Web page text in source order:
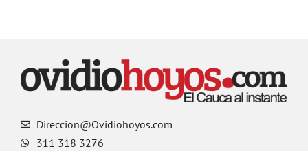
Direccion@Ovidiohoyos.com
311 318 3276